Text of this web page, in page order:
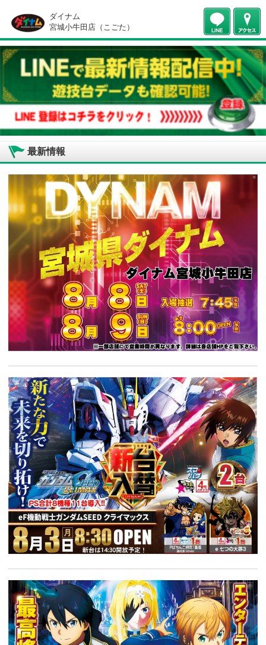
ダイナム
宮城小牛田店（こごた）
最新情報